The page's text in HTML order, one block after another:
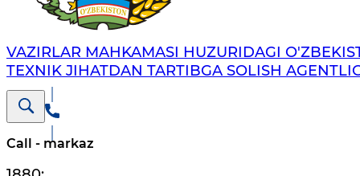
VAZIRLAR MAHKAMASI HUZURIDAGI
TEXNIK JIHATDAN TARTIBGA SOLISH
Call - markaz